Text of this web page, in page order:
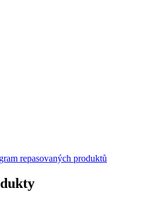
repasovaných produktů